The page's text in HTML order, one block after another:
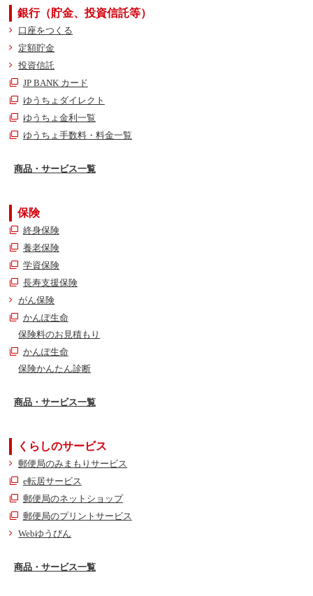
銀行（貯金、投資信託等）
口座をつくる
定額貯金
投資信託
JP BANK カード
ゆうちょダイレクト
ゆうちょ金利一覧
ゆうちょ手数料・料金一覧
商品・サービス一覧
保険
終身保険
養老保険
学資保険
長寿支援保険
がん保険
かんぽ生命
保険料のお見積もり
かんぽ生命
保険かんたん診断
商品・サービス一覧
くらしのサービス
郵便局のみまもりサービス
e転居サービス
郵便局のネットショップ
郵便局のプリントサービス
Webゆうびん
商品・サービス一覧